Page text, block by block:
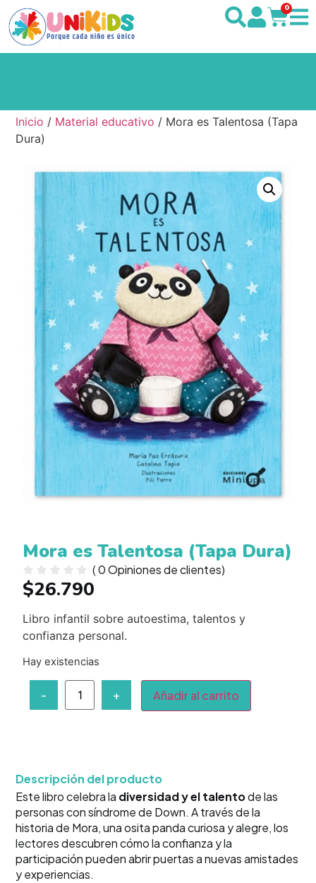
0
Inicio / Material educativo / Mora es Talentosa (Tapa
Dura)
Mora es Talentosa (Tapa Dura)
(0Opiniones de clientes)
$26.790
Libro infantil sobre autoestima, talentos y
confianza personal.
Hay existencias
- + Añadir al carrito
Descripción del producto
Este libro celebra la diversidad y el talentode las
personas con síndrome de Down. A través de la
historia de Mora, una osita panda curiosa y alegre, los
lectores descubren cómo la confianza y la
participación pueden abrir puertas a nuevas amistades
y experiencias.